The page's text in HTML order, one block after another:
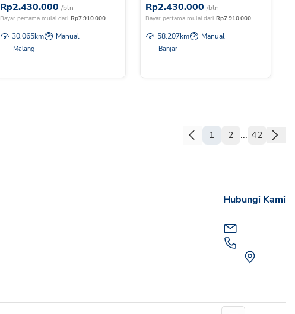
Rp2.430.000 /bln
Bayar pertama mulai dari Rp7.910.000
30.065km Manual
Malang
Rp2.430.000 /bln
Bayar pertama mulai dari Rp7.910.000
58.207km Manual
Banjar
1 2 ... 42
Hubungi Kami